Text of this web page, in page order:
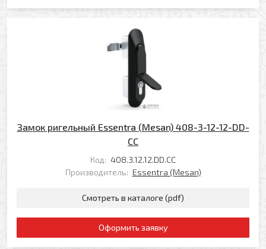
Замок ригельный Essentra (Mesan) 408-3-12-12-DD-
CC
Код: 408.3.12.12.DD.CC
Производитель: Essentra (Mesan)
Смотреть в каталоге (pdf)
Оформить заявку